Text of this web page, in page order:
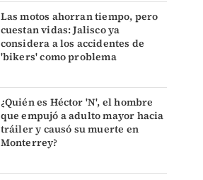
Las motos ahorran tiempo, pero
cuestan vidas: Jalisco ya
considera a los accidentes de
'bikers' como problema
¿Quién es Héctor 'N', el hombre
que empujó a adulto mayor hacia
tráiler y causó su muerte en
Monterrey?